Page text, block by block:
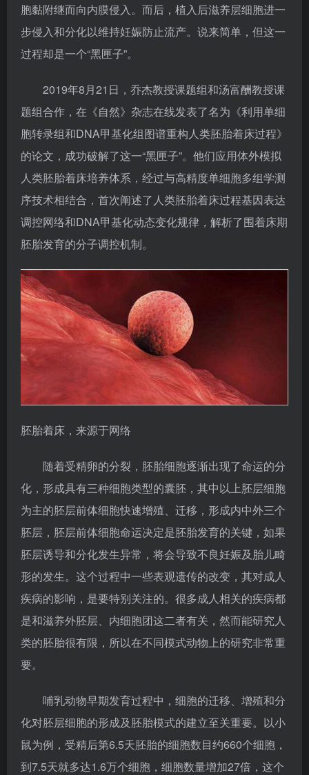
胞黏附继而向内膜侵入。而后，植入后滋养层细胞进一
步侵入和分化以维持妊娠防止流产。说来简单，但这一
过程却是一个“黑匣子”。
2019年8月21日，乔杰教授课题组和汤富酬教授课
题组合作，在《自然》杂志在线发表了名为《利用单细
胞转录组和DNA甲基化组图谱重构人类胚胎着床过程》
的论文，成功破解了这一“黑匣子”。他们应用体外模拟
人类胚胎着床培养体系，经过与高精度单细胞多组学测
序技术相结合，首次阐述了人类胚胎着床过程基因表达
调控网络和DNA甲基化动态变化规律，解析了围着床期
胚胎发育的分子调控机制。
胚胎着床，来源于网络
随着受精卵的分裂，胚胎细胞逐渐出现了命运的分
化，形成具有三种细胞类型的囊胚，其中以上胚层细胞
为主的胚层前体细胞快速增殖、迁移，形成内中外三个
胚层，胚层前体细胞命运决定是胚胎发育的关键，如果
胚层诱导和分化发生异常，将会导致不良妊娠及胎儿畸
形的发生。这个过程中一些表观遗传的改变，其对成人
疾病的影响，是要特别关注的。很多成人相关的疾病都
是和滋养外胚层、内细胞团这二者有关，然而能研究人
类的胚胎很有限，所以在不同模式动物上的研究非常重
要。
哺乳动物早期发育过程中，细胞的迁移、增殖和分
化对胚层细胞的形成及胚胎模式的建立至关重要。以小
鼠为例，受精后第6.5天胚胎的细胞数目约660个细胞，
到7.5天就多达1.6万个细胞，细胞数量增加27倍，这个